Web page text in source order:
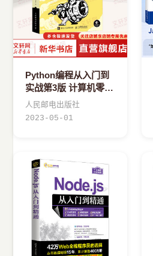
Python编程从入门到
实战第3版 计算机零基
础学python编程从入
门到实践精通基础教材
人民邮电出版社
2023-05-01